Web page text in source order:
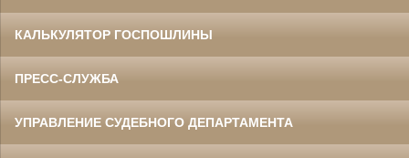
КАЛЬКУЛЯТОР ГОСПОШЛИНЫ
ПРЕСС-СЛУЖБА
УПРАВЛЕНИЕ СУДЕБНОГО ДЕПАРТАМЕНТА